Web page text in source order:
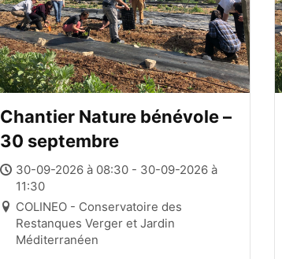
Chantier Nature bénévole –
30 septembre
30-09-2026 à 08:30 - 30-09-2026 à
11:30
COLINEO - Conservatoire des
Restanques Verger et Jardin
Méditerranéen